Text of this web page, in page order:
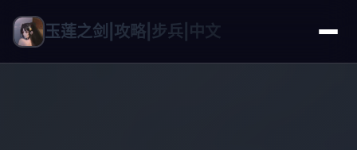
玉莲之剑|攻略|步兵|中文